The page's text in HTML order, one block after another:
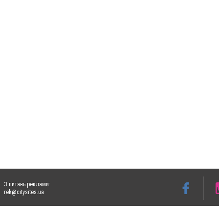
З питань реклами:
rek@citysites.ua